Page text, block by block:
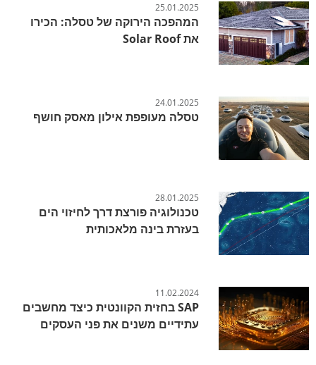
25.01.2025
המהפכה הירוקה של טסלה: הכירו
את Solar Roof
24.01.2025
טסלה מעופפת אילון מאסק חושף
28.01.2025
טכנולוגיה פורצת דרך לחיזוי הים
בעזרת בינה מלאכותית
11.02.2024
SAP בחזית הקוונטית כיצד מחשבים
עתידיים משנים את פני העסקים